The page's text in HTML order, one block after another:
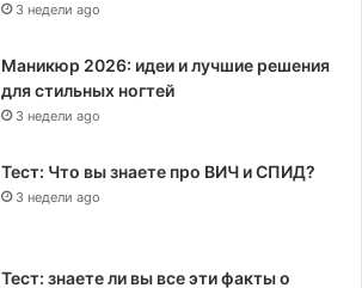
3 недели ago
Маникюр 2026: идеи и лучшие решения
для стильных ногтей
3 недели ago
Тест: Что вы знаете про ВИЧ и СПИД?
3 недели ago
Тест: знаете ли вы все эти факты о